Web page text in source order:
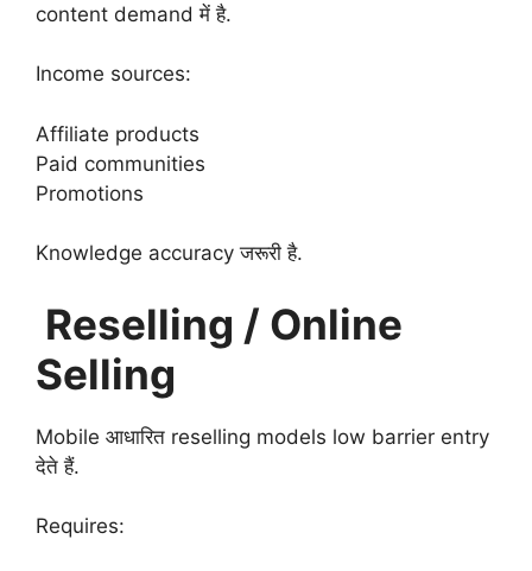
content demand में है.
Income sources:
Affiliate products
Paid communities
Promotions
Knowledge accuracy जरूरी है.
Reselling / Online
Selling
Mobile आधारित reselling models low barrier entry
देते हैं.
Requires: